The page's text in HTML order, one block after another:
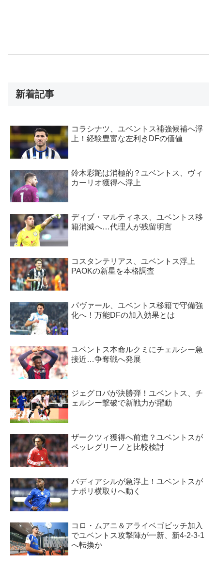
新着記事
コラシナツ、ユベントス補強候補へ浮
上！経験豊富な左利きDFの価値
鈴木彩艶は消極的？ユベントス、ヴィ
カーリオ獲得へ浮上
ディブ・マルティネス、ユベントス移
籍消滅へ…代理人が残留明言
コスタンテリアス、ユベントス浮上
PAOKの新星を本格調査
パヴァール、ユベントス移籍で守備強
化へ！万能DFの加入効果とは
ユベントス本命ルクミにチェルシー急
接近…争奪戦へ発展
ジェグロバが決勝弾！ユベントス、チ
ェルシー撃破で新戦力が躍動
ザークツィ獲得へ前進？ユベントスが
ペッレグリーノと比較検討
バディアシルが急浮上！ユベントスが
ナポリ横取りへ動く
コロ・ムアニ＆アライベゴビッチ加入
でユベントス攻撃陣が一新、新4-2-3-1
へ転換か